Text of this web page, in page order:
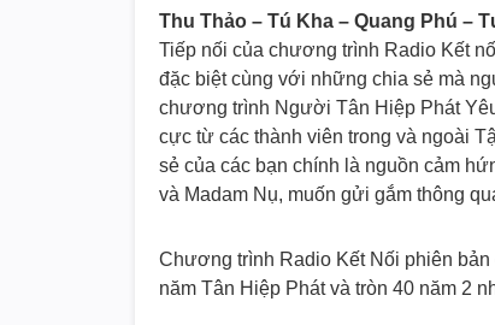
Thu Thảo – Tú Kha – Quang Phú –
Tiếp nối của chương trình Radio Kết
đặc biệt cùng với những chia sẻ mà
chương trình Người Tân Hiệp Phát
cực từ các thành viên trong và ngoài
sẻ của các bạn chính là nguồn cảm
và Madam Nụ, muốn gửi gắm thông
Chương trình Radio Kết Nối phiên
năm Tân Hiệp Phát và tròn 40 năm 2